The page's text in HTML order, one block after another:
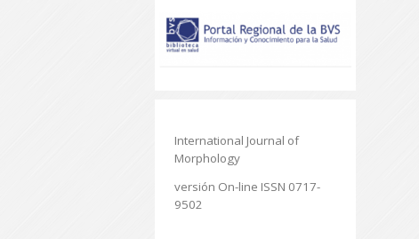
International Journal of
Morphology
versión On-line ISSN 0717-
9502